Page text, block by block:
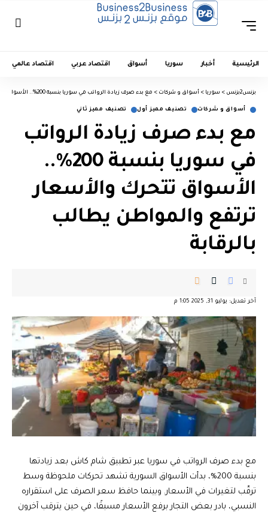
الرئيسية أخبار سوريا أسواق اقتصاد عربي اقتصاد عالمي
بزنس2بزنس > سوريا > أسواق و شركات > مع بدء صرف زيادة الرواتب في سوريا بنسبة 200%.. الأسواق تتحرك والأسعار ترتفع والمواطن يطالب بالرقابة
أسواق و شركات تصنيف مميز أول تصنيف مميز ثاني
مع بدء صرف زيادة الرواتب
في سوريا بنسبة 200%..
الأسواق تتحرك والأسعار
ترتفع والمواطن يطالب
بالرقابة
آخر تعديل: يوليو 31, 2025 1:05 م
مع بدء صرف الرواتب في سوريا عبر تطبيق شام كاش بعد زيادتها
بنسبة 200%، بدأت الأسواق السورية تشهد تحركات ملحوظة وسط
ترقّب لتغيرات في الأسعار. وبينما حافظ سعر الصرف على استقراره
النسبي، بادر بعض التجار برفع الأسعار مسبقًا، في حين يترقب آخرون